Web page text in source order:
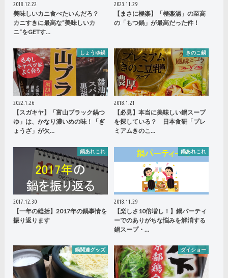
2018.12.22
美味しいカニ食べたいんだろ？
カニすきに最高な”美味しいカ
ニ”をGETす…
2023.11.29
【まさに極楽】「極楽湯」の至高
の「もつ鍋」が最高だった件！
しょうゆ鍋
2022.1.26
【スガキヤ】「富山ブラック鍋つ
ゆ」は、かなり濃いめの味！「ぎ
ょうざ」が欠…
きのこ鍋
2018.1.21
【必見】本当に美味しい鍋スープ
を探している？ 日本食研「プレ
ミアムきのこ…
鍋あれこれ
2017.12.30
【一年の総括】2017年の鍋事情を
振り返ります
鍋あれこれ
2018.11.29
【楽しさ10倍増し！】鍋パーティ
ーでのありがちな悩みを解消する
鍋スープ・…
鍋関連グッズ ダイショー